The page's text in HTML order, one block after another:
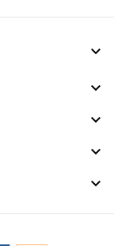




